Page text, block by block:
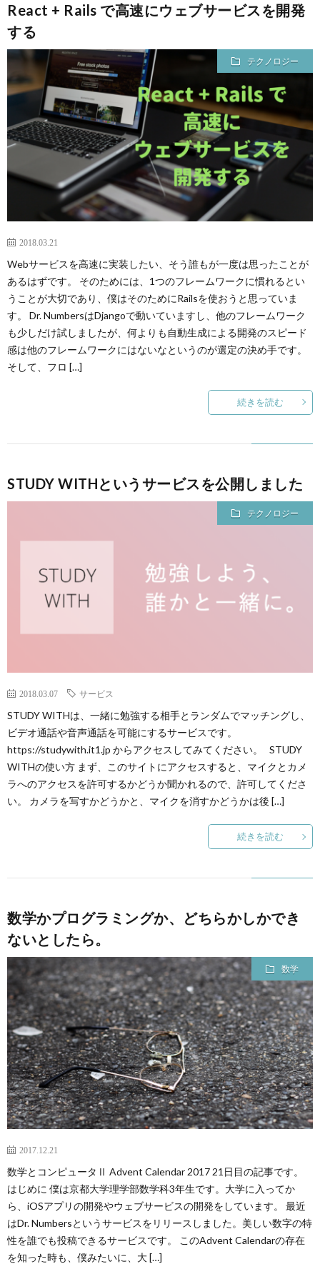
React + Rails で高速にウェブサービスを開発
する
テクノロジー
2018.03.21
Webサービスを高速に実装したい、そう誰もが一度は思ったことが
あるはずです。 そのためには、1つのフレームワークに慣れるとい
うことが大切であり、僕はそのためにRailsを使おうと思っていま
す。 Dr. NumbersはDjangoで動いていますし、他のフレームワーク
も少しだけ試しましたが、何よりも自動生成による開発のスピード
感は他のフレームワークにはないなというのが選定の決め手です。
そして、フロ […]
続きを読む
STUDY WITHというサービスを公開しました
テクノロジー
2018.03.07 サービス
STUDY WITHは、一緒に勉強する相手とランダムでマッチングし、
ビデオ通話や音声通話を可能にするサービスです。
https://studywith.it1.jp からアクセスしてみてください。 STUDY
WITHの使い方 まず、このサイトにアクセスすると、マイクとカメ
ラへのアクセスを許可するかどうか聞かれるので、許可してくださ
い。 カメラを写すかどうかと、マイクを消すかどうかは後 […]
続きを読む
数学かプログラミングか、どちらかしかでき
ないとしたら。
数学
2017.12.21
数学とコンピュータⅡ Advent Calendar 2017 21日目の記事です。
はじめに 僕は京都大学理学部数学科3年生です。大学に入ってか
ら、iOSアプリの開発やウェブサービスの開発をしています。 最近
はDr. Numbersというサービスをリリースしました。美しい数字の特
性を誰でも投稿できるサービスです。 このAdvent Calendarの存在
を知った時も、僕みたいに、大 […]